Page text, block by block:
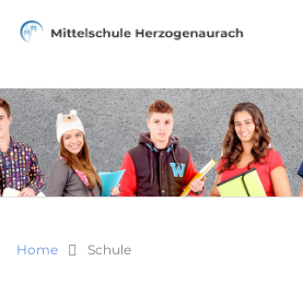
Home Schule